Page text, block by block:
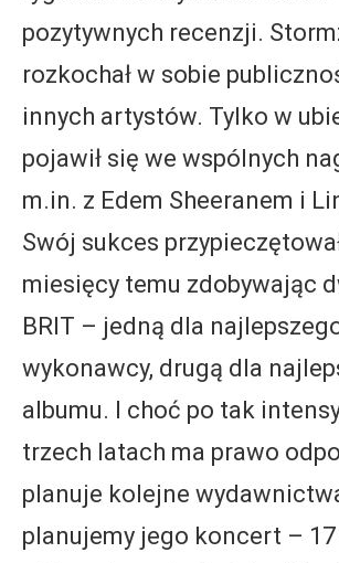
pozytywnych recenzji.
rozkochał w sobie
innych artystów. Tylko w
pojawił się we wspólnych
m.in. z Edem Sheeranem i
Swój sukces
miesięcy temu zdobywając
BRIT – jedną dla
wykonawcy, drugą dla
albumu. I choć po tak
trzech latach ma prawo
planuje kolejne
planujemy jego koncert –